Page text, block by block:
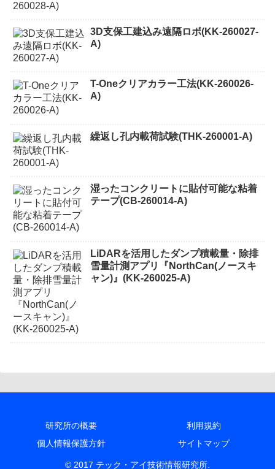
3D支保工建込み遠隔ロボ(KK-260027-
A)
T-Oneクリアカラー工法(KK-260026-
A)
繰返し孔内載荷試験(THK-260001-A)
湿ったコンクリートに貼付可能な粘着
テープ(CB-260014-A)
LiDARを活用したダンプ積載量・除排
雪量計測アプリ『NorthCan(ノースキ
ャン)』(KK-260025-A)
研究所の概要
利用規約
個人情報保護方針
サイトマップ
© 2017 テック・アイ技術情報研究所.